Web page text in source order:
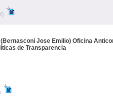
|
Jose Emilio) Oficina
de Transparencia
|